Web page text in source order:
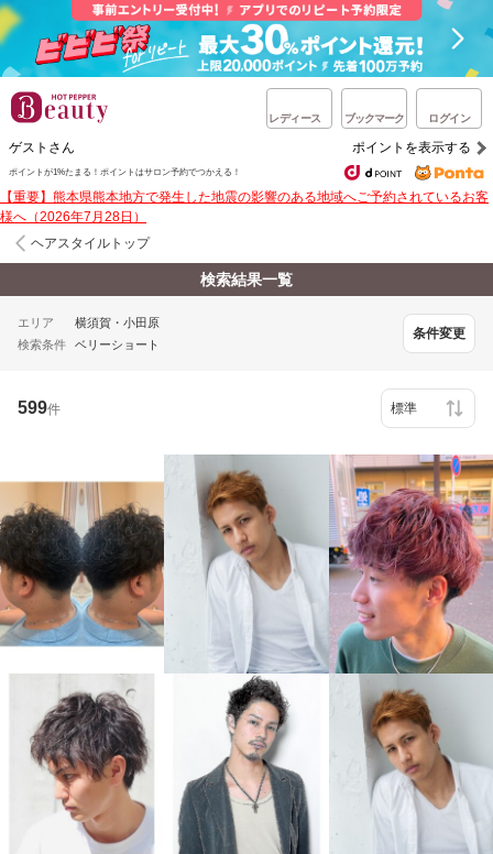
レディース ブックマーク ログイン
ゲストさん ポイントを表示する
ポイントが1%たまる！ポイントはサロン予約でつかえる！
【重要】熊本県熊本地方で発生した地震の影響のある地域へご予約されているお客
様へ（2026年7月28日）
ヘアスタイルトップ
検索結果一覧
エリア
横須賀・小田原
検索条件
ベリーショート
条件変更
599件